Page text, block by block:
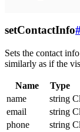
setContactInfo
Sets the contact
similarly as if the
Name Type
name
string
email
string
phone
string